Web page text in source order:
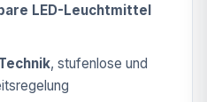
LED-Leuchtmittel
, stufenlose und